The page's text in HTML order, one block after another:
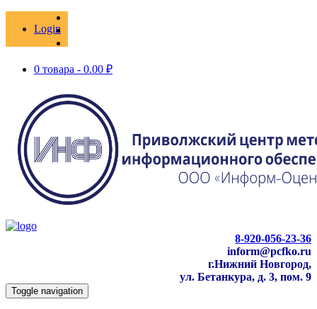
Login
0 товара - 0.00 ₽
8-920-056-23-36
inform@pcfko.ru
г.Нижний Новгород,
ул. Бетанкура, д. 3, пом. 9
Toggle navigation